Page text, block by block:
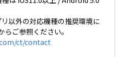
以外の対応機種の推奨環境に
ご参照ください。
ct/contact